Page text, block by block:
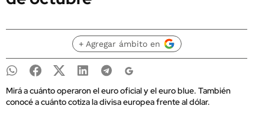
+ Agregar ámbito en
Mirá a cuánto operaron el euro oficial y el euro blue. También
conocé a cuánto cotiza la divisa europea frente al dólar.